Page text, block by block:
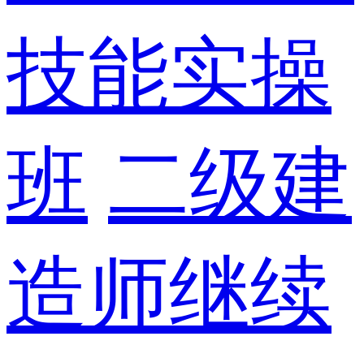
技能实操
班 二级建
造师继续